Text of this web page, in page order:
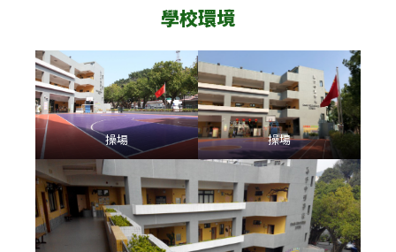
學校環境
操場 操場